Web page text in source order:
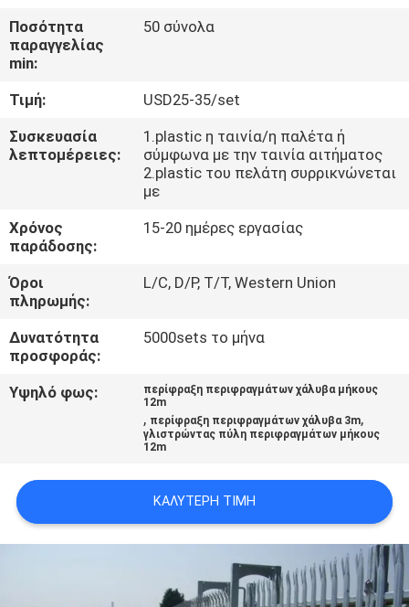
ΈΛΕΓΧΟΣ
ΕΛΆΤΕ
ΣΕ
ΕΠΑΦΉ
ΕΙΔΉΣΕΙΣ
ΈΝΑ
ΑΠΌΣΠΑΣΜΑ
PRIVACY
POLICY
Ποσότητα
παραγγελίας
min:
50 σύνολα
Τιμή:
USD25-35/set
Συσκευασία
λεπτομέρειες:
1.plastic η ταινία/η παλέτα ή
σύμφωνα με την ταινία αιτήματος
2.plastic του πελάτη συρρικνώνεται
με
Χρόνος
παράδοσης:
15-20 ημέρες εργασίας
Όροι
πληρωμής:
L/C, D/P, T/T, Western Union
Δυνατότητα
προσφοράς:
5000sets το μήνα
Υψηλό φως:
περίφραξη περιφραγμάτων χάλυβα μήκους
12m
, περίφραξη περιφραγμάτων χάλυβα 3m,
γλιστρώντας πύλη περιφραγμάτων μήκους
12m
ΚΑΛΎΤΕΡΗ ΤΙΜΉ